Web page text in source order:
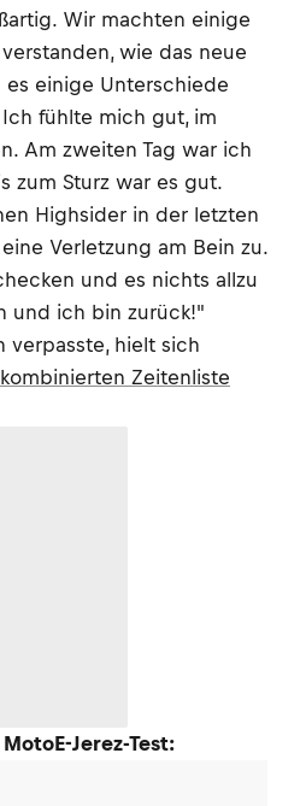
Wir machten einige
wie das neue
einige Unterschiede
fühlte mich gut, im
Am zweiten Tag war ich
zum Sturz war es gut.
Highsider in der letzten
Verletzung am Bein zu.
und es nichts allzu
und ich bin zurück!"
hielt sich
Zeitenliste
Jerez-Test: